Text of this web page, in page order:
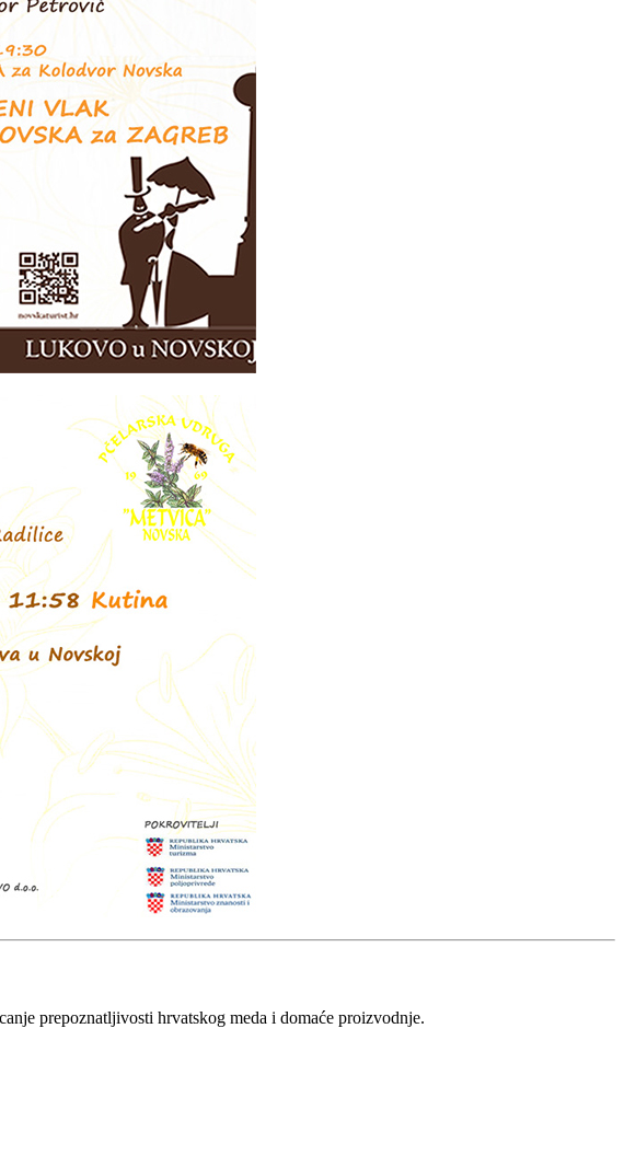
prepoznatljivosti hrvatskog meda i domaće proizvodnje.